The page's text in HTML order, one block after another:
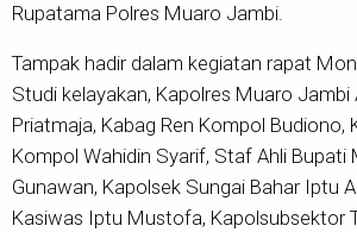
Rupatama Polres Muaro Jambi.
Tampak hadir dalam kegiatan rapat
Studi kelayakan, Kapolres Muaro Jambi
Priatmaja, Kabag Ren Kompol Budiono,
Kompol Wahidin Syarif, Staf Ahli Bupati
Gunawan, Kapolsek Sungai Bahar Iptu
Kasiwas Iptu Mustofa, Kapolsubsektor